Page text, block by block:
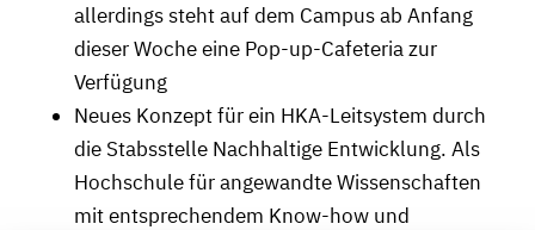
allerdings steht auf dem Campus ab Anfang
dieser Woche eine Pop-up-Cafeteria zur
Verfügung
Neues Konzept für ein HKA-Leitsystem durch
die Stabsstelle Nachhaltige Entwicklung. Als
Hochschule für angewandte Wissenschaften
mit entsprechendem Know-how und